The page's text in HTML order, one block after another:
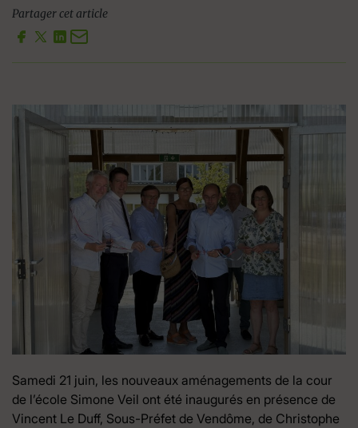
Partager cet article
Samedi 21 juin, les nouveaux aménagements de la cour
de l’école Simone Veil ont été inaugurés en présence de
Vincent Le Duff, Sous-Préfet de Vendôme, de Christophe